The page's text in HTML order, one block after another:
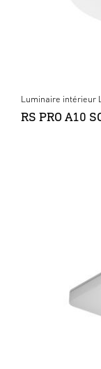
Luminaire intérieur
RS PRO A10